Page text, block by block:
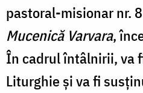
pastoral-misionar nr. 8
Mucenică Varvara,
În cadrul întâlnirii, va
Liturghie și va fi